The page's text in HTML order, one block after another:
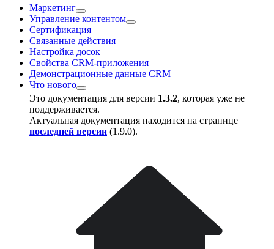
Маркетинг
Управление контентом
Сертификация
Связанные действия
Настройка досок
Свойства CRM-приложения
Демонстрационные данные CRM
Что нового
Это документация для версии 1.3.2, которая уже не
поддерживается.
Актуальная документация находится на странице
последней версии (1.9.0).